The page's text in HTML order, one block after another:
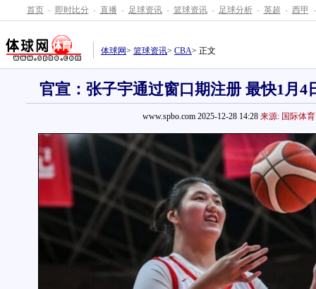
首页 - 即时比分 - 直播 - 足球资讯 - 篮球资讯 - 足球分析 - 英超 - 西甲 -
体球网> 篮球资讯> CBA> 正文
官宣：张子宇通过窗口期注册 最快1月4
www.spbo.com 2025-12-28 14:28 来源: 国际体育